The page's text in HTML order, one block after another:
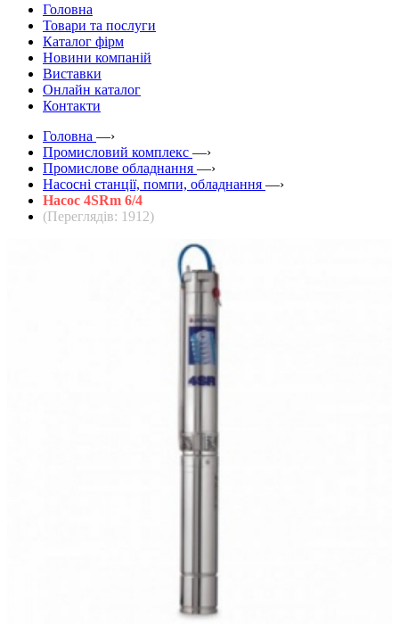
Головна
Товари та послуги
Каталог фірм
Новини компаній
Виставки
Онлайн каталог
Контакти
Головна —›
Промисловий комплекс —›
Промислове обладнання —›
Насосні станції, помпи, обладнання —›
Насос 4SRm 6/4
(Переглядів: 1912)